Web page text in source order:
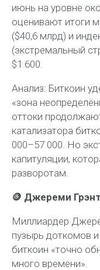
июнь на уровне
оценивают итоги
($40,6 млрд) и
(экстремальный
$1 600.
Анализ: Биткоин
«зона
оттоки
катализатора
000–57 000. Но
капитуляции,
разворотам.
🪙 Джереми
Миллиардер
пузырь доткомов и
биткоин «точно
много времени».